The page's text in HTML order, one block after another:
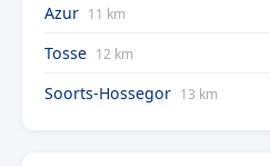
Azur 11 km
Tosse 12 km
Soorts-Hossegor 13 km